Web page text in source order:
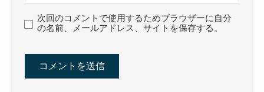
次回のコメントで使用するためブラウザーに自分
の名前、メールアドレス、サイトを保存する。